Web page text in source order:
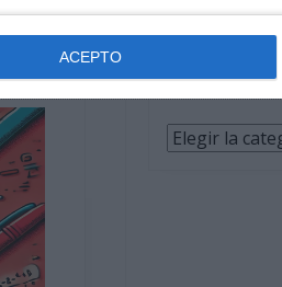
ACEPTO
Categorías